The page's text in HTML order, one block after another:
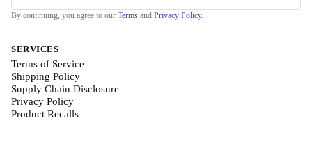
By continuing, you agree to our Terms and Privacy Policy.
SERVICES
Terms of Service
Shipping Policy
Supply Chain Disclosure
Privacy Policy
Product Recalls